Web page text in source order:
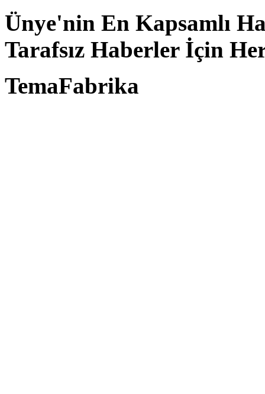
Ünye'nin En Kapsamlı
Tarafsız Haberler İçin
TemaFabrika